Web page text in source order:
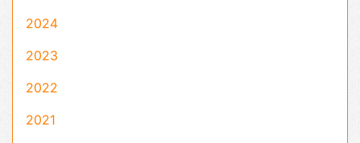
2024
2023
2022
2021